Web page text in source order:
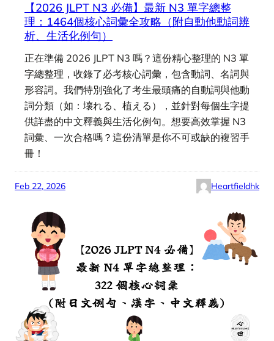
【2026 JLPT N3 必備】最新 N3 單字總整
理：1464個核心詞彙全攻略（附自動他動詞辨
析、生活化例句）
正在準備 2026 JLPT N3 嗎？這份精心整理的 N3 單
字總整理，收錄了必考核心詞彙，包含動詞、名詞與
形容詞。我們特別強化了考生最頭痛的自動詞與他動
詞分類（如：壊れる、植える），並針對每個生字提
供詳盡的中文釋義與生活化例句。想要高效掌握 N3
詞彙、一次合格嗎？這份清單是你不可或缺的複習手
冊！
Feb 22, 2026 Heartfieldhk